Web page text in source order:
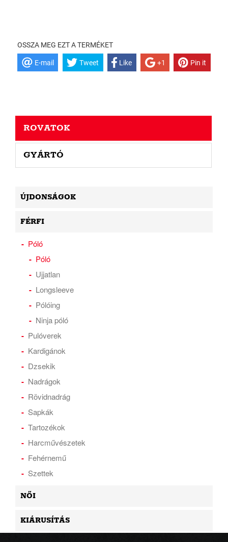
OSSZA MEG EZT A TERMÉKET
E-mail Tweet Like +1 Pin it
ROVATOK
GYÁRTÓ
ÚJDONSÁGOK
FÉRFI
Póló
Póló
Ujjatlan
Longsleeve
Pólóing
Ninja póló
Pulóverek
Kardigánok
Dzsekik
Nadrágok
Rövidnadrág
Sapkák
Tartozékok
Harcművészetek
Fehérnemű
Szettek
NŐI
KIÁRUSÍTÁS